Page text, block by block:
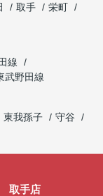
取手
栄町
線
武野田線
東我孫子
守谷
取手店